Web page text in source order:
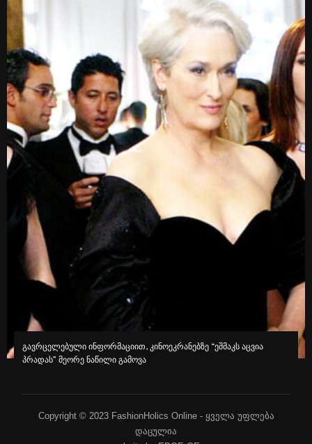
გავრცელებული ინფორმაციით, კინოეკრანებზე “ეშმაკს აცვია
პრადას” მეორე ნაწილი გამოვა
Copyright © 2023 FashionHolics Online - ყველა უფლება
დაცულია